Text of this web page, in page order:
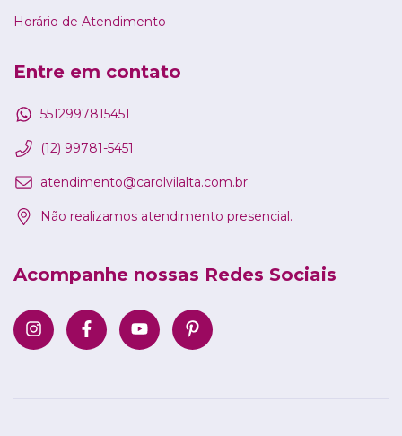
Horário de Atendimento
Entre em contato
5512997815451
(12) 99781-5451
atendimento@carolvilalta.com.br
Não realizamos atendimento presencial.
Acompanhe nossas Redes Sociais